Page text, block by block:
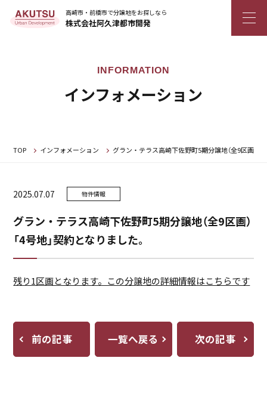
高崎市・前橋市で分譲地をお探しなら
株式会社阿久津都市開発
インフォメーション
TOP インフォメーション グラン・テラス高崎下佐野町5期分譲地（全9区画） 「
2025.07.07 物件情報
グラン・テラス高崎下佐野町5期分譲地（全9区画）
「4号地」契約となりました。
残り1区画となります。この分譲地の詳細情報はこちらです
前の記事 一覧へ戻る 次の記事